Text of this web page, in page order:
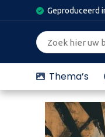
to
Geproduceerd
Zoeken
naar:
Thema’s